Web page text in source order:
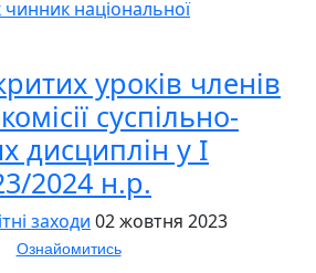
національної
уроків членів
суспільно-
дисциплін у І
2024 н.р.
заходи 02 жовтня 2023
Ознайомитись